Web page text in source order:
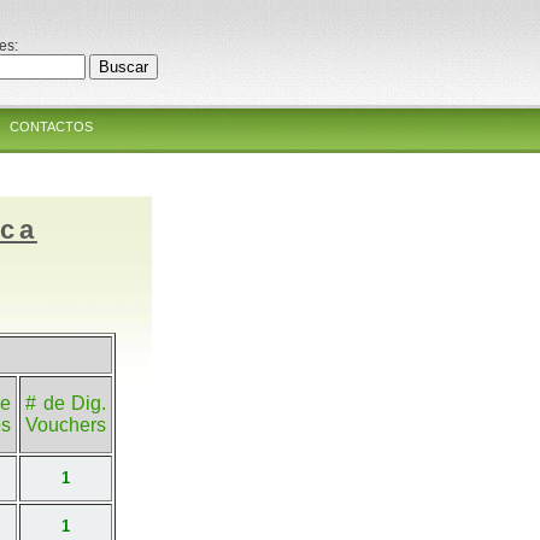
CONTACTOS
# de Dig.
Vouchers
1
1